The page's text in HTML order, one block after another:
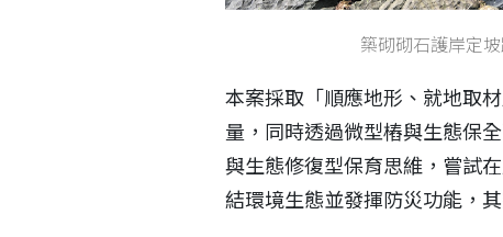
築砌砌石護岸定
本案採取「順應地形、就地取
量，同時透過微型樁與生態保
與生態修復型保育思維，嘗試
結環境生態並發揮防災功能，